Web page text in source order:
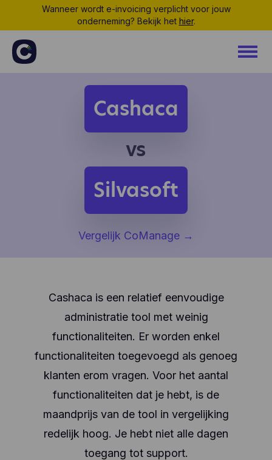
Wanneer wordt e-invoicing verplicht voor jouw
onderneming? Bekijk het hier.
Cashaca
vs
Silvasoft
Vergelijk CoManage →
Cashaca is een relatief eenvoudige
administratie tool met weinig
functionaliteiten. Er worden enkel
functionaliteiten toegevoegd als genoeg
klanten erom vragen. Voor het aantal
functionaliteiten dat je hebt, is de
maandprijs van de tool in vergelijking
redelijk hoog. Je hebt niet alle dagen
toegang tot support.